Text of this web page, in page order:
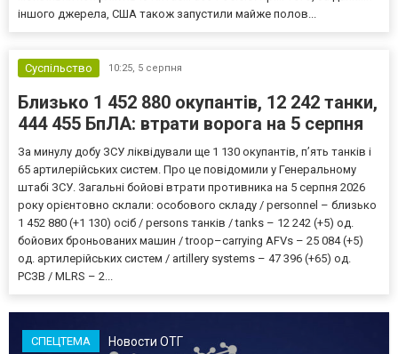
іншого джерела, США також запустили майже полов...
Суспільство 10:25, 5 серпня
Близько 1 452 880 окупантів, 12 242 танки,
444 455 БпЛА: втрати ворога на 5 серпня
За минулу добу ЗСУ ліквідували ще 1 130 окупантів, пʼять танків і
65 артилерійських систем. Про це повідомили у Генеральному
штабі ЗСУ. Загальні бойові втрати противника на 5 серпня 2026
року орієнтовно склали: особового складу / personnel – близько
1 452 880 (+1 130) осіб / persons танків / tanks – 12 242 (+5) од.
бойових броньованих машин / troop–carrying AFVs – 25 084 (+5)
од. артилерійських систем / artillery systems – 47 396 (+65) од.
РСЗВ / MLRS – 2...
СПЕЦТЕМА Новости ОТГ